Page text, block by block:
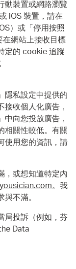
動裝置或網路瀏覽
iOS 裝置，請在
）或「停用按照
網站上接收目標
定的 cookie 追蹤
隱私設定中提供的
收個人化廣告，
向您投放廣告，
相關性較低。有關
使用您的資訊，請
，或想知道特定內
。我
不滿。
局投訴（例如，芬
Data